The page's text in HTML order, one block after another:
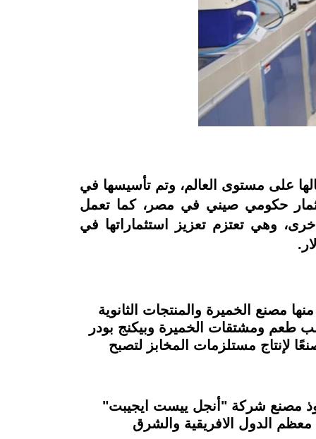
على مستوى العالم، وتم تأسيسها في
حكومي صيني في مصر، كما تعمل
وهي تعتزم تعزيز استثماراتها في
من المشروعات، منها مصنع الخميرة والمنتجات الثانوية
مستخلص الخميرة كمكسب طعم ومشتقات الخميرة وبيكنج بودر
الخميرة ومصنعًا لإنتاج مستلزمات المخابز لتصبح
بمصنع جديد من المتوقع أن يبدأ إنتاجه خلال العام 2023، ويستحوذ مصنع شركة "أنجل ييست ايجيبت"
تدخل من ضمنها معظم الدول الافريقية والشرق